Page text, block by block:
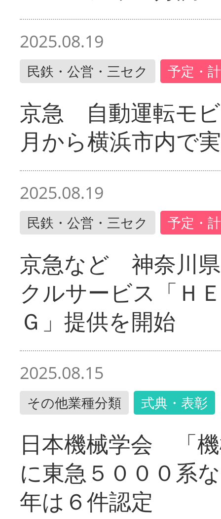
2025.08.19
民鉄・公営・三セク 予定・
京急 自動運転モ
月から横浜市内で
2025.08.19
民鉄・公営・三セク 予定・
京急など 神奈川
クルサービス「Ｈ
Ｇ」提供を開始
2025.08.15
その他業種分類 式典・表彰
日本機械学会 「
に東急５０００系
年は６件認定